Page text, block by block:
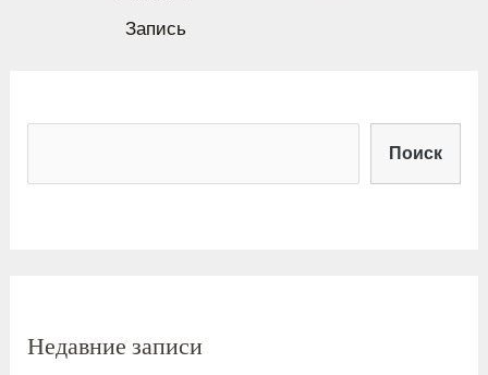
Запись
Поиск
Недавние записи